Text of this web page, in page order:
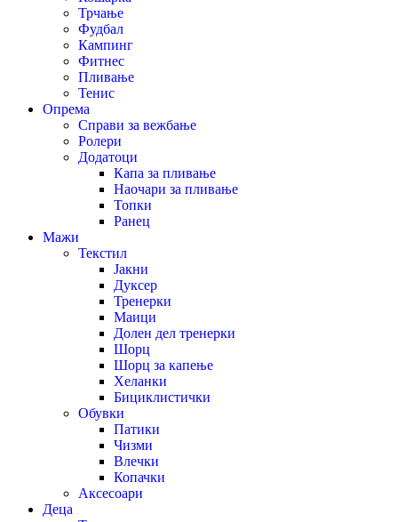
Трчање
Фудбал
Кампинг
Фитнес
Пливање
Тенис
Опрема
Справи за вежбање
Ролери
Додатоци
Капа за пливање
Наочари за пливање
Топки
Ранец
Мажи
Текстил
Јакни
Дуксер
Тренерки
Маици
Долен дел тренерки
Шорц
Шорц за капење
Хеланки
Бициклистички
Обувки
Патики
Чизми
Влечки
Копачки
Аксесоари
Деца